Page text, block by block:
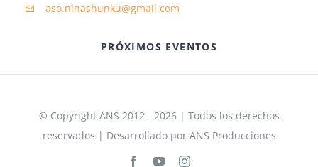
aso.ninashunku@gmail.com
PRÓXIMOS EVENTOS
© Copyright ANS 2012 - 2026 | Todos los derechos
reservados | Desarrollado por ANS Producciones